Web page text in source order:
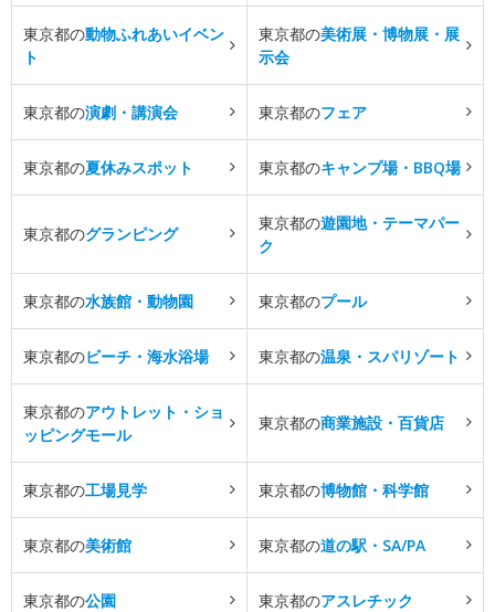
東京都の動物ふれあいイベン
ト
東京都の美術展・博物展・展
示会
東京都の演劇・講演会 東京都のフェア
東京都の夏休みスポット 東京都のキャンプ場・BBQ場
東京都のグランピング
東京都の遊園地・テーマパー
ク
東京都の水族館・動物園 東京都のプール
東京都のビーチ・海水浴場 東京都の温泉・スパリゾート
東京都のアウトレット・ショ
ッピングモール
東京都の商業施設・百貨店
東京都の工場見学 東京都の博物館・科学館
東京都の美術館 東京都の道の駅・SA/PA
東京都の公園 東京都のアスレチック